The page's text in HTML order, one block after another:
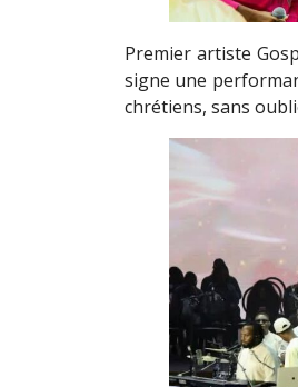
Premier artiste
signe une
chrétiens, sans